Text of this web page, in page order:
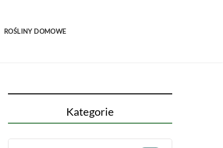
ROŚLINY DOMOWE
Kategorie